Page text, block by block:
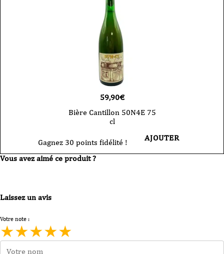
59,90€
Bière Cantillon 50N4E 75
cl
Gagnez 30 points fidélité ! AJOUTER
Vous avez aimé ce produit ?
Laissez un avis
Votre note :
★★★★★